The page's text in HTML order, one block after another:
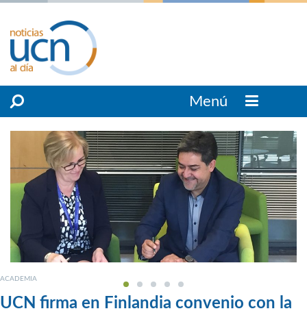
Menú
ACADEMIA
UCN firma en Finlandia convenio con la